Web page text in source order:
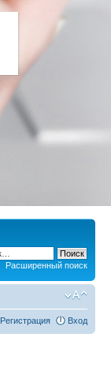
Расширенный поиск
Регистрация Вход